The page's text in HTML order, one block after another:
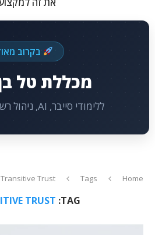
בקרוב
מכללת טל
ללימודי סייבר, AI, ניהול רשתות ותקשורת
Home
Tags
Trust"
TAG:
TRUST